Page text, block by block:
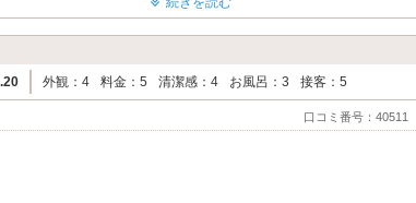
星のうち4外観：4 料金：5 清潔感：4 お風呂：3 接客：5
口コミ番号：40511